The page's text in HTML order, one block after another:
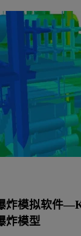
炸模拟软件
炸模型